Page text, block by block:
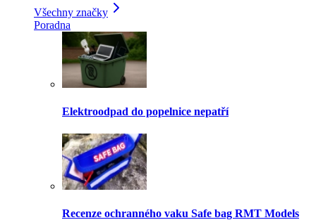
Všechny značky
Poradna
Elektroodpad do popelnice nepatří
Recenze ochranného vaku Safe bag RMT Models